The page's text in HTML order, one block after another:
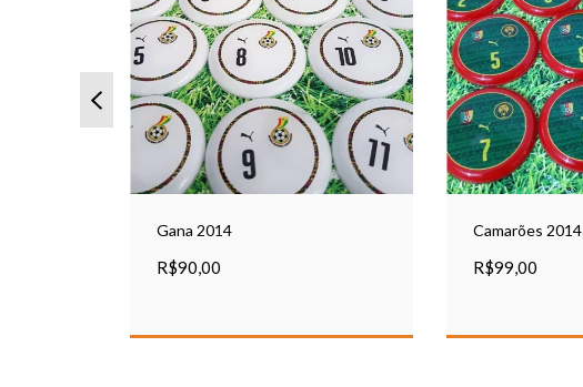
Gana 2014
R$90,00
Camarões 2014
R$99,00